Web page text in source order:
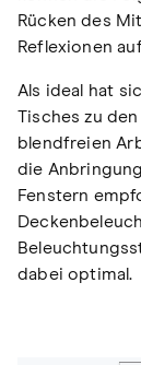
Rücken des
Reflexionen
Als ideal hat
Tisches zu
blendfreien
die
Fenstern
dabei optimal.